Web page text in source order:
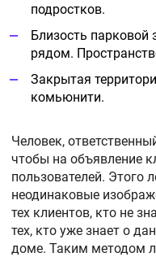
подростков.
Близость парковой
рядом.
Закрытая
комьюнити.
Человек,
чтобы на объявление
пользователей. Этого
неодинаковые
тех клиентов, кто не
тех, кто уже знает о
доме. Таким методом